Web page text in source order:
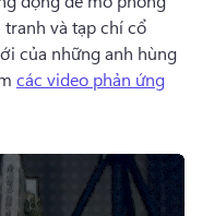
và tạp chí cổ
của những anh hùng
các video phản ứng